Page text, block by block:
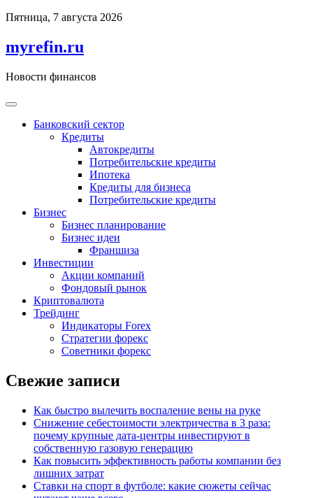
Перейти
содержимому
Пятница, 7 августа 2026
myrefin.ru
Новости финансов
Банковский сектор
Кредиты
Автокредиты
Потребительские кредиты
Ипотека
Кредиты для бизнеса
Потребительские кредиты
Бизнес
Бизнес планирование
Бизнес идеи
Франшиза
Инвестиции
Акции компаний
Фондовый рынок
Криптовалюта
Трейдинг
Индикаторы Forex
Стратегии форекс
Советники форекс
Свежие записи
Как быстро вылечить воспаление вены на руке
Снижение себестоимости электричества в 3 раза:
почему крупные дата-центры инвестируют в
собственную газовую генерацию
Как повысить эффективность работы компании без
лишних затрат
Ставки на спорт в футболе: какие сюжеты сейчас